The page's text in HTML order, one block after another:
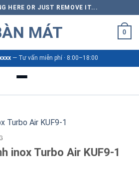
HERE OR JUST REMOVE IT...
MÁT 0
— Tư vấn miễn phí · 8:00–18:00
inox Turbo Air KUF9-1